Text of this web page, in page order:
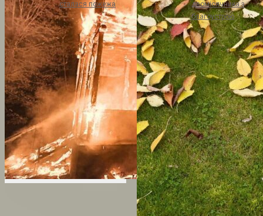
сталася пожежа
двомісячника з
благоустрою